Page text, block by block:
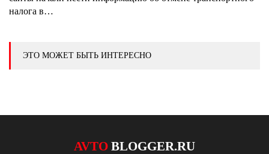
налога в…
ЭТО МОЖЕТ БЫТЬ ИНТЕРЕСНО
AVTO BLOGGER.RU